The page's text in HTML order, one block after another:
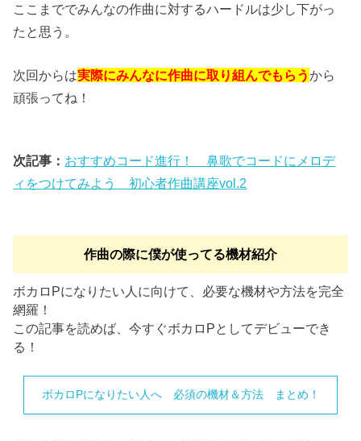
ここまででみんなの作曲に対するハードルは少し下がっ
たと思う。
次回からは実際にみんなに作曲に取り組んでもらうから
頑張ってね！
次記事： おすすめコード進行！ 鼻歌でコードにメロデ
ィをつけてみよう 初心者作曲講座vol.2
作曲の際に僕が使ってる機材紹介
ボカロPになりたい人に向けて、必要な機材や方法を完全
網羅！
この記事を読めば、今すぐボカロPとしてデビューでき
る！
ボカロPになりたい人へ 必須の機材＆方法 まとめ！